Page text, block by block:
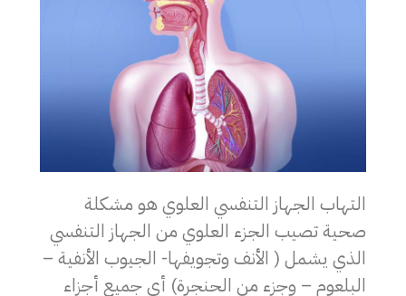
التهاب الجهاز التنفسي العلوي هو مشكلة
صحية تصيب الجزء العلوي من الجهاز التنفسي
الذي يشمل ( الأنف وتجويفها- الجيوب الأنفية –
البلعوم – وجزء من الحنجرة) أي جميع أجزاء